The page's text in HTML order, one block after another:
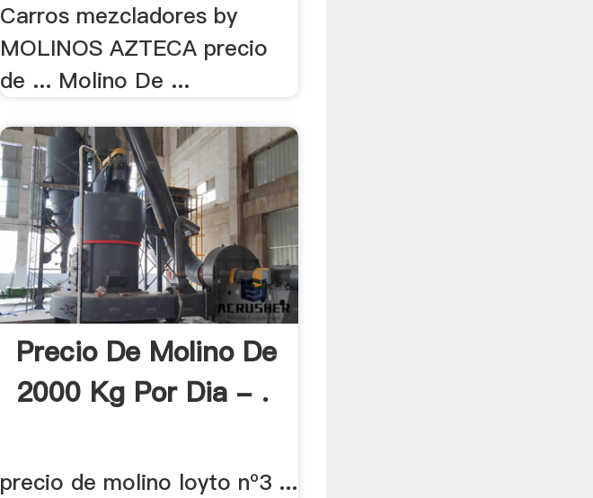
Carros mezcladores by
MOLINOS AZTECA precio
de ... Molino De ...
Precio De Molino De
2000 Kg Por Dia - .
precio de molino loyto nº3 ...